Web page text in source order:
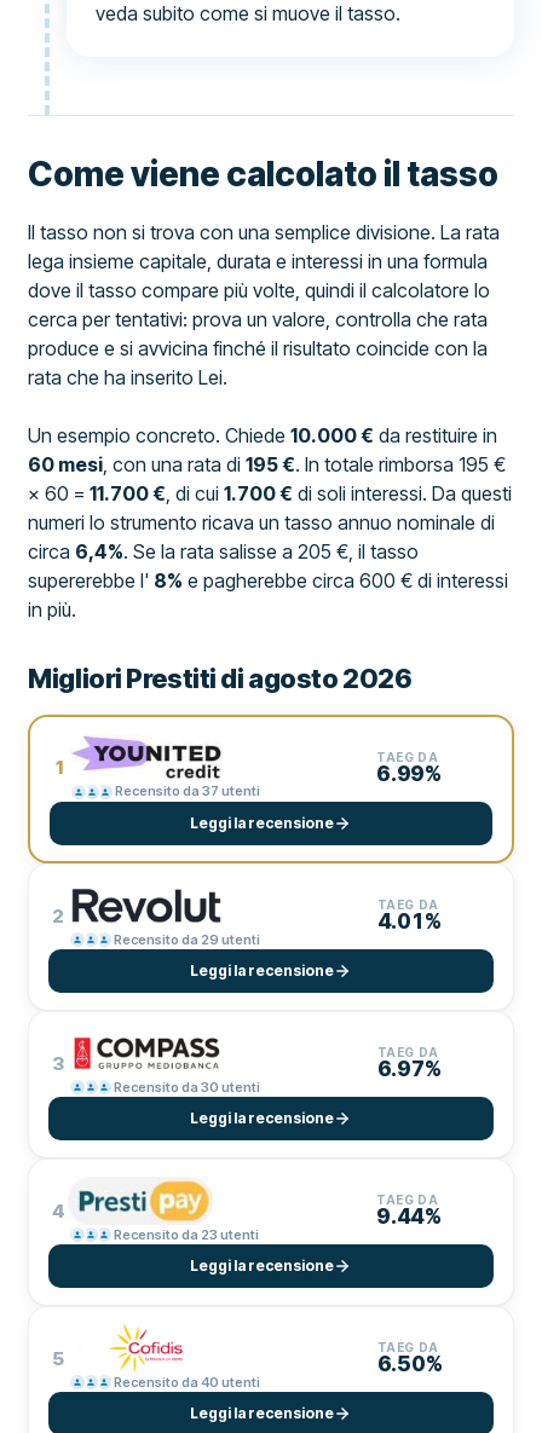
veda subito come si muove il tasso.
Come viene calcolato il tasso
Il tasso non si trova con una semplice divisione. La rata
lega insieme capitale, durata e interessi in una formula
dove il tasso compare più volte, quindi il calcolatore lo
cerca per tentativi: prova un valore, controlla che rata
produce e si avvicina finché il risultato coincide con la
rata che ha inserito Lei.
Un esempio concreto. Chiede10.000 € da restituire in
60 mesi, con una rata di195 €. In totale rimborsa 195 €
× 60 =11.700 €, di cui1.700 € di soli interessi. Da questi
numeri lo strumento ricava un tasso annuo nominale di
circa 6,4%. Se la rata salisse a 205 €, il tasso
supererebbe l' 8% e pagherebbe circa 600 € di interessi
in più.
Migliori Prestiti di agosto 2026
1
Recensito da 37 utenti
TAEG DA
6.99%
Leggi la recensione
2
Recensito da 29 utenti
TAEG DA
4.01%
Leggi la recensione
3
Recensito da 30 utenti
TAEG DA
6.97%
Leggi la recensione
4
Recensito da 23 utenti
TAEG DA
9.44%
Leggi la recensione
5
Recensito da 40 utenti
TAEG DA
6.50%
Leggi la recensione